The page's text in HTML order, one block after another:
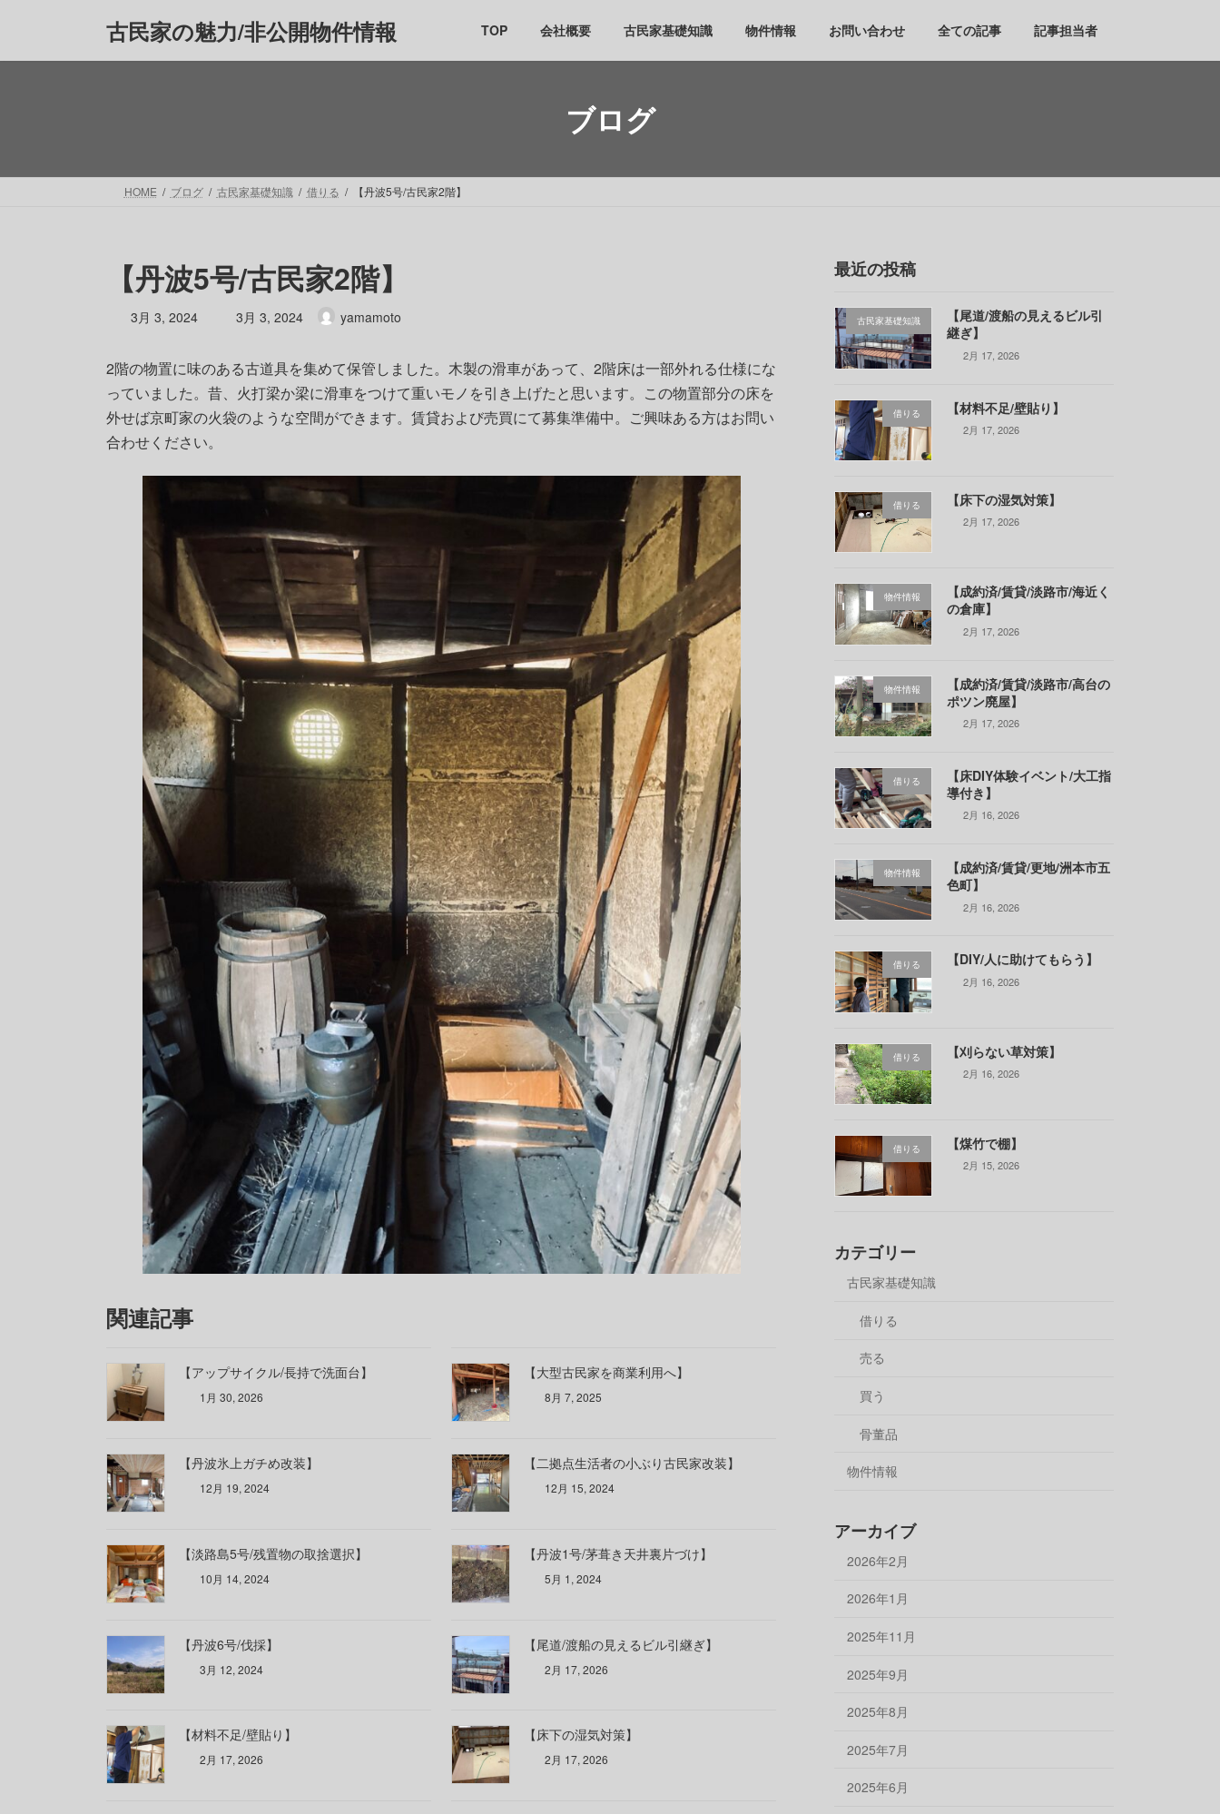
ッ
移
古民家の魅力/非公開物件情報 TOP 会社概要 古民家基礎知識 物件情報 お問い合わせ 全ての記事 記事担当者
ブログ
HOME ブログ 古民家基礎知識 借りる 【丹波5号/古民家2階】
【丹波5号/古民家2階】
3月 3, 2024
最
新
日
:
3月 3, 2024 yamamoto
2階の物置に味のある古道具を集めて保管しました。木製の滑車があって、2階床は一部外れる仕様にな
っていました。昔、火打梁か梁に滑車をつけて重いモノを引き上げたと思います。この物置部分の床を
外せば京町家の火袋のような空間ができます。賃貸および売買にて募集準備中。ご興味ある方はお問い
合わせください。
関連記事
【アップサイクル/長持で洗面台】
1月 30, 2026
【大型古民家を商業利用へ】
8月 7, 2025
【丹波氷上ガチめ改装】
12月 19, 2024
【二拠点生活者の小ぶり古民家改装】
12月 15, 2024
【淡路島5号/残置物の取捨選択】
10月 14, 2024
【丹波1号/茅葺き天井裏片づけ】
5月 1, 2024
【丹波6号/伐採】
3月 12, 2024
【尾道/渡船の見えるビル引継ぎ】
2月 17, 2026
【材料不足/壁貼り】
2月 17, 2026
【床下の湿気対策】
2月 17, 2026
最近の投稿
古民家基礎知識
【尾道/渡船の見えるビル引
継ぎ】
2月 17, 2026
借りる 【材料不足/壁貼り】
2月 17, 2026
借りる 【床下の湿気対策】
2月 17, 2026
物件情報
【成約済/賃貸/淡路市/海近く
の倉庫】
2月 17, 2026
物件情報
【成約済/賃貸/淡路市/高台の
ポツン廃屋】
2月 17, 2026
借りる
【床DIY体験イベント/大工指
導付き】
2月 16, 2026
物件情報
【成約済/賃貸/更地/洲本市五
色町】
2月 16, 2026
借りる 【DIY/人に助けてもらう】
2月 16, 2026
借りる 【刈らない草対策】
2月 16, 2026
借りる 【煤竹で棚】
2月 15, 2026
カテゴリー
古民家基礎知識
借りる
売る
買う
骨董品
物件情報
アーカイブ
2026年2月
2026年1月
2025年11月
2025年9月
2025年8月
2025年7月
2025年6月